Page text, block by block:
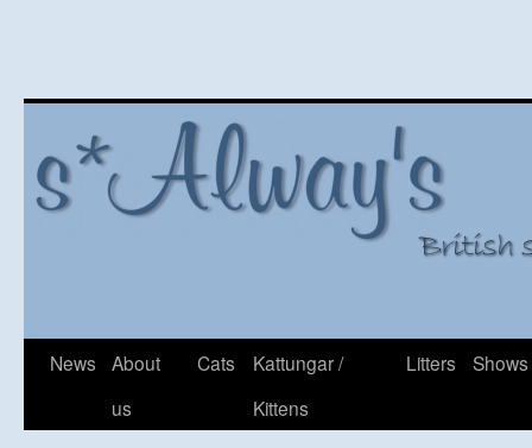
Hoppa
News
About
us
Cats
Kattungar /
Kittens
Litters Shows